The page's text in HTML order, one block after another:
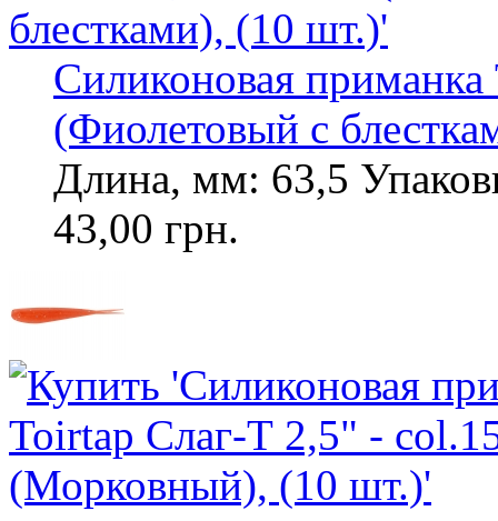
Силиконовая
(Фиолетовый с
Длина, мм: 63,5
43,00 грн.